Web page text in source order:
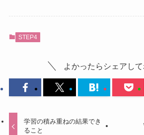
STEP4
よかったらシェアして
学習の積み重ねの結果でき
ること